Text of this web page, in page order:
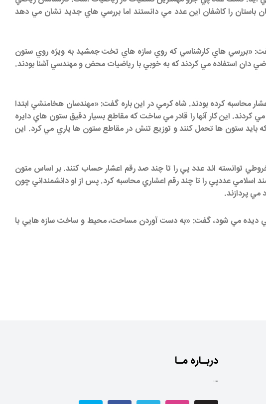
باستان را كاشفان اين عدد مي دانستند اما بررسي هاي جديد نشان مي دهد
«بررسي هاي كارشناسي كه روي سازه هاي تخت جمشيد به ويژه روي ستون
مي دهد كه هخامنشيان دو هزار و 500 سال پيش از دانشمندان رياضي دان استفاده مي كردند كه به خوبي با رياضيات محض و مهندسي آشنا بودند.
كرده بودند. شاه كرمي در اين باره گفت: «مهندسان هخامنشي ابتدا
اين كار آنها را قادر مي ساخت كه مقاطع بسيار دقيق ستون هاي دايره
بايد ستون ها تحمل كنند و توزيع تنش در مقاطع ستون ها ياري مي كرد. اين
توانسته اند عدد پي را تا چند صد رقم اعشار حساب كنند. بر اساس متون
اسلامي عددپي را تا چند رقم اعشاري محاسبه كرد. پس از او دانشمنداني چون
مي پردازند.
ديده مي شود، گفت: «به دست آوردن مساحت، محيط و ساخت سازه هايي با
دربـاره مـا
""